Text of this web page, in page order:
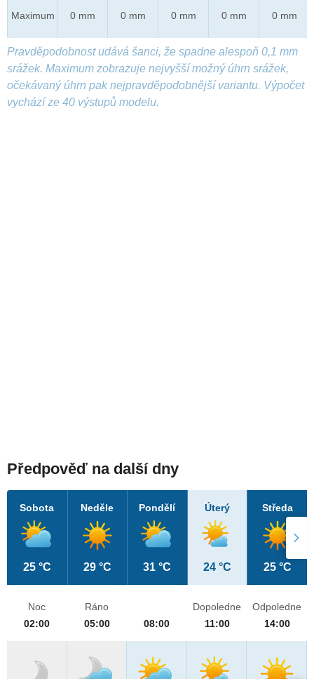
Maximum 0 mm 0 mm 0 mm 0 mm 0 mm
Pravděpodobnost udává šanci, že spadne alespoň 0,1 mm
srážek. Maximum zobrazuje nejvyšší možný úhrn srážek,
očekávaný úhrn pak nejpravděpodobnější variantu. Výpočet
vychází ze 40 výstupů modelu.
Předpověď na další dny
Sobota
25 °C
Neděle
29 °C
Pondělí
31 °C
Úterý
24 °C
Středa
25 °C
Noc
02:00
Ráno
05:00
08:00
Dopoledne
11:00
Odpoledne
14:00